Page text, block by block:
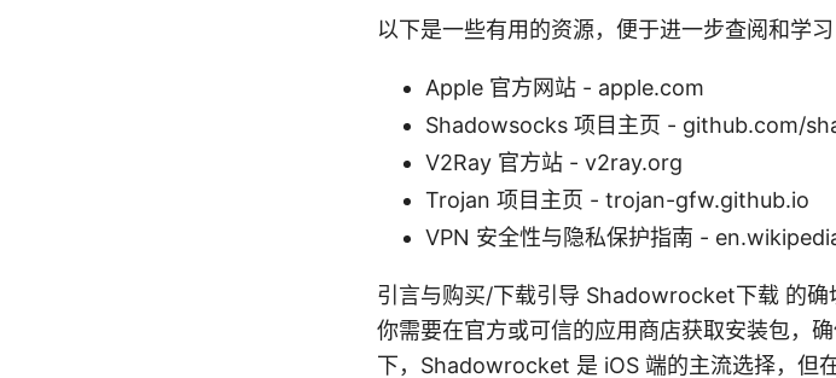
以下是一些有用的资源，便于进一步查阅和学习
Apple 官方网站 - apple.com
Shadowsocks 项目主页 - github.com/
V2Ray 官方站 - v2ray.org
Trojan 项目主页 - trojan-gfw.github.io
VPN 安全性与隐私保护指南 -
引言与购买/下载引导 Shadowrocket下载 的确
你需要在官方或可信的应用商店获取安装包，
下，Shadowrocket 是 iOS 端的主流选择，但